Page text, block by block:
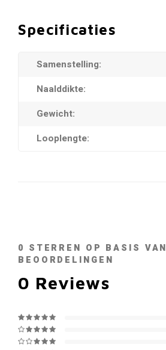
Specificaties
Samenstelling:
Naalddikte:
Gewicht:
Looplengte:
0 STERREN OP BASIS VAN
BEOORDELINGEN
0 Reviews